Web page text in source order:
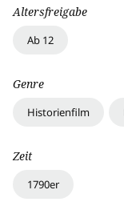
Altersfreigabe
Ab 12
Genre
Historienfilm
Zeit
1790er